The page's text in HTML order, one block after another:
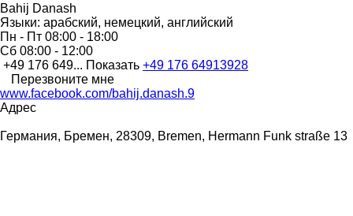
Bahij Danash
Языки: арабский, немецкий, английский
Пн - Пт 08:00 - 18:00
Сб 08:00 - 12:00
+49 176 649... Показать +49 176 64913928
Перезвоните мне
www.facebook.com/bahij.danash.9
Адрес
Германия, Бремен, 28309, Bremen, Hermann Funk straße 13